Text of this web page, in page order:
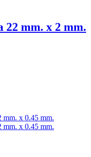
22 mm. x 2 mm.